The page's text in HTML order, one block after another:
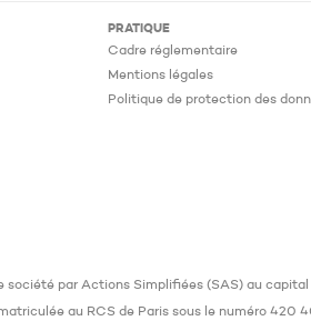
PRATIQUE
Cadre réglementaire
Mentions légales
Politique de protection des
société par Actions Simplifiées (SAS) au
au RCS de Paris sous le numéro